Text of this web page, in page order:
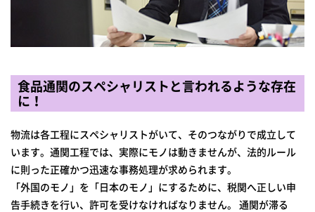
食品通関のスペシャリストと言われるような存在
に！
物流は各工程にスペシャリストがいて、そのつながりで成立して
います。通関工程では、実際にモノは動きませんが、法的ルール
に則った正確かつ迅速な事務処理が求められます。
「外国のモノ」を「日本のモノ」にするために、税関へ正しい申
告手続きを行い、許可を受けなければなりません。 通関が滞る